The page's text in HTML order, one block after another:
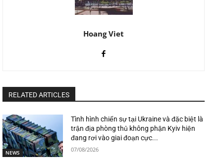
Hoang Viet
RELATED ARTICLES
NEWS
Tình hình chiến sự tại Ukraine và đặc biệt là
trận địa phòng thủ không phận Kyiv hiện
đang rơi vào giai đoạn cực...
07/08/2026